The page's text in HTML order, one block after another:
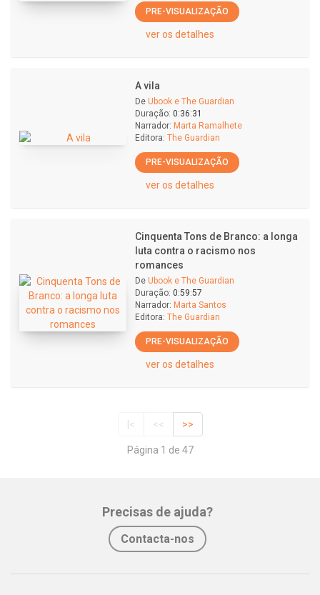
PRE-VISUALIZAÇÃO
ver os detalhes
A vila
De Ubook e The Guardian
Duração: 0:36:31
Narrador: Marta Ramalhete
Editora: The Guardian
PRE-VISUALIZAÇÃO
ver os detalhes
Cinquenta Tons de Branco: a longa
luta contra o racismo nos
romances
De Ubook e The Guardian
Duração: 0:59:57
Narrador: Marta Santos
Editora: The Guardian
PRE-VISUALIZAÇÃO
ver os detalhes
|< << >>
Página 1 de 47
Precisas de ajuda?
Contacta-nos